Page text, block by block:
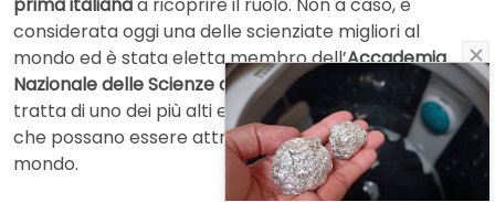
considerata oggi una delle scienziate migliori al
mondo ed è stata eletta membro dell’Accademia
Nazionale delle Scienze degli Stati Uniti D’America. Si
tratta di uno dei più alti e prestigiosi riconoscimenti
che possano essere attribuiti ad uno scienziato nel
mondo.